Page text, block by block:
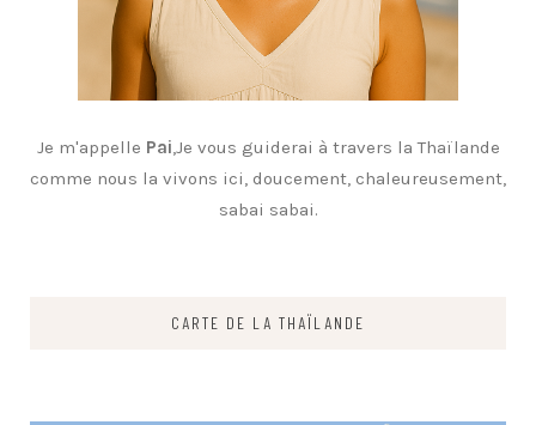
Je m'appelle Pai,Je vous guiderai à travers la Thaïlande
comme nous la vivons ici, doucement, chaleureusement,
sabai sabai.
CARTE DE LA THAÏLANDE